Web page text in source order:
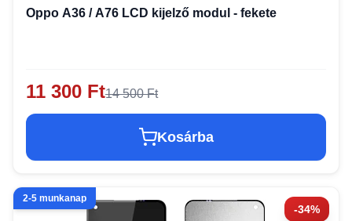
Oppo A36 / A76 LCD kijelző modul - fekete
11 300 Ft14 500 Ft
Kosárba
-34%
2-5 munkanap